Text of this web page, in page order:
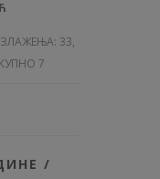
33,
7
/